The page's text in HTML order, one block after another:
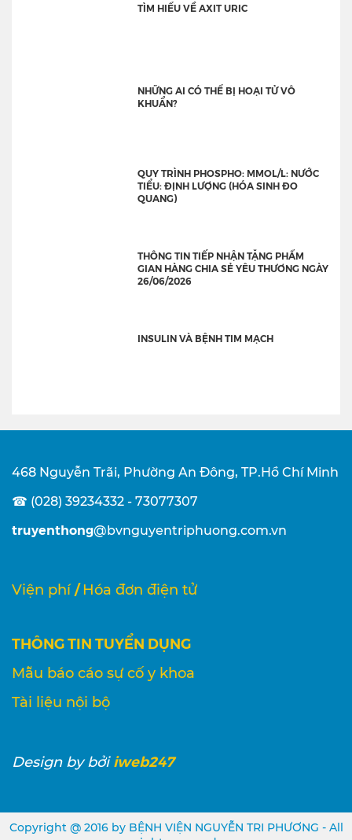
TÌM HIỂU VỀ AXIT URIC
NHỮNG AI CÓ THỂ BỊ HOẠI TỬ VÔ
KHUẨN?
QUY TRÌNH PHOSPHO: MMOL/L: NƯỚC
TIỂU: ĐỊNH LƯỢNG (HÓA SINH ĐO
QUANG)
THÔNG TIN TIẾP NHẬN TẶNG PHẨM
GIAN HÀNG CHIA SẺ YÊU THƯƠNG NGÀY
26/06/2026
INSULIN VÀ BỆNH TIM MẠCH
468 Nguyễn Trãi, Phường An Đông, TP.Hồ Chí Minh
☎ (028) 39234332 - 73077307
truyenthong@bvnguyentriphuong.com.vn
Viện phí / Hóa đơn điện tử
THÔNG TIN TUYỂN DỤNG
Mẫu báo cáo sự cố y khoa
Tài liệu nội bộ
Designby bởi iweb247
Copyright @ 2016 by BỆNH VIỆN NGUYỄN TRI PHƯƠNG - All